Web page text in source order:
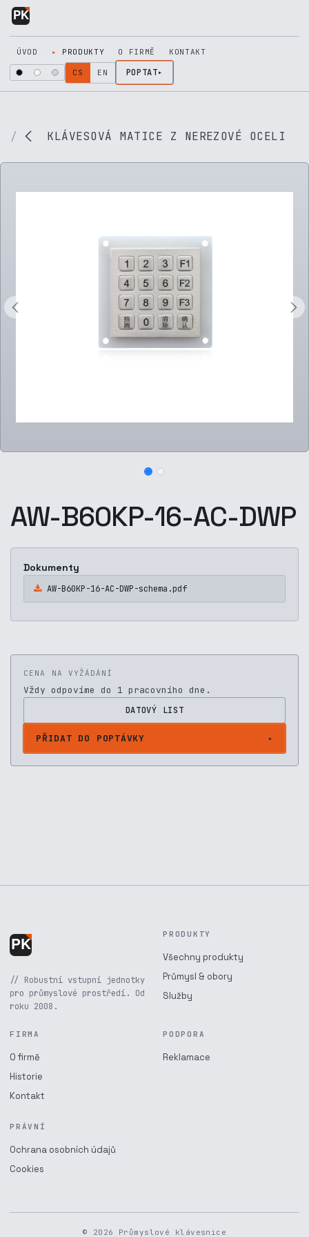
Přejít na obsah
ÚVOD PRODUKTY O FIRMĚ KONTAKT
CS EN POPTAT
KLÁVESOVÁ MATICE Z NEREZOVÉ OCELI
AW-B60KP-16-AC-DWP
Dokumenty
AW-B60KP-16-AC-DWP-schema.pdf
CENA NA VYŽÁDÁNÍ
Vždy odpovíme do 1 pracovního dne.
DATOVÝ LIST
PŘIDAT DO POPTÁVKY
// Robustní vstupní jednotky
pro průmyslové prostředí. Od
roku 2008.
PRODUKTY
Všechny produkty
Průmysl & obory
Služby
FIRMA
O firmě
Historie
Kontakt
PODPORA
Reklamace
PRÁVNÍ
Ochrana osobních údajů
Cookies
© 2026 Průmyslové klávesnice